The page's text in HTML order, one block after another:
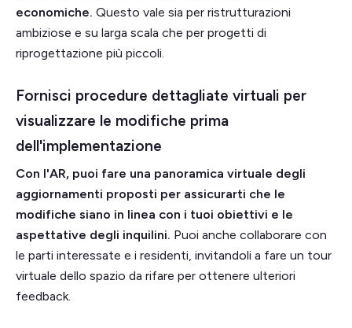
economiche. Questo vale sia per ristrutturazioni
ambiziose e su larga scala che per progetti di
riprogettazione più piccoli.
Fornisci procedure dettagliate virtuali per
visualizzare le modifiche prima
dell'implementazione
Con l'AR, puoi fare una panoramica virtuale degli
aggiornamenti proposti per assicurarti che le
modifiche siano in linea con i tuoi obiettivi e le
aspettative degli inquilini. Puoi anche collaborare con
le parti interessate e i residenti, invitandoli a fare un tour
virtuale dello spazio da rifare per ottenere ulteriori
feedback.